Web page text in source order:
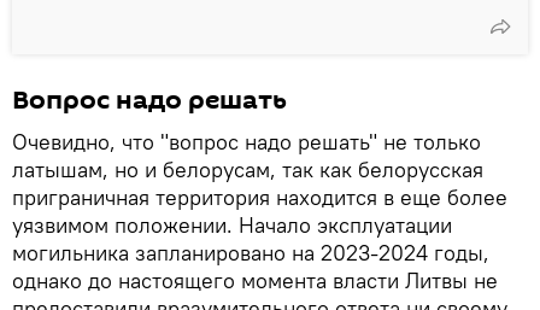
Вопрос надо решать
Очевидно, что "вопрос надо решать" не только
латышам, но и белорусам, так как белорусская
приграничная территория находится в еще более
уязвимом положении. Начало эксплуатации
могильника запланировано на 2023-2024 годы,
однако до настоящего момента власти Литвы не